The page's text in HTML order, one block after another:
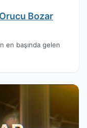
Bozar
en başında gelen